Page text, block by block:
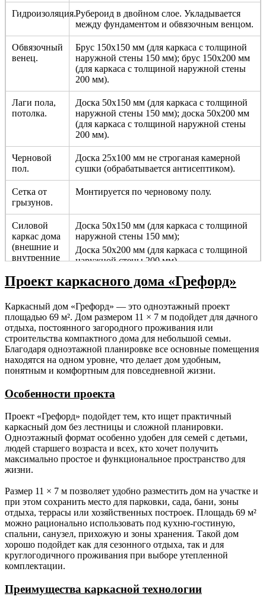
Гидроизоляция.Рубероид в двойном слое. Укладывается
между фундаментом и обвязочным венцом.
Обвязочный
венец.
Брус 150х150 мм (для каркаса с толщиной
наружной стены 150 мм); брус 150х200 мм
(для каркаса с толщиной наружной стены
200 мм).
Лаги пола,
потолка.
Доска 50х150 мм (для каркаса с толщиной
наружной стены 150 мм); доска 50х200 мм
(для каркаса с толщиной наружной стены
200 мм).
Черновой
пол.
Доска 25х100 мм не строганая камерной
сушки (обрабатывается антисептиком).
Сетка от
грызунов.
Монтируется по черновому полу.
Силовой
каркас дома
(внешние и
внутренние
стены).
Доска 50х150 мм (для каркаса с толщиной
наружной стены 150 мм);
Доска 50х200 мм (для каркаса с толщиной
наружной стены 200 мм).
Перегородки.
Брус 50х100 мм не строганный камерной
сушки с шагом 590 мм.
Ригель.
Брус 50х100 мм не строганный камерной
сушки.
Раскосы.
Брус 50х100 мм не строганный камерной
(наружные
стены,
фасады).
технологическим зазором 30 мм через
контр-обрешётку.
Стропильная
система.
Доска 50х150 мм (для каркаса с толщиной
наружной стены 200 мм).
Гидро-,
ветроизоляция.
Мембрана Ондутис АМ (или аналог), контр
обрешётка из бруска 50х50 мм.
Обрешётка.
Разреженная обрешётка под кровлю из
доски обрезной 25х100 мм с шагом 350
Кровельное
Металлочерепица 0,45 мм. (лист
Проект каркасного дома «Грефорд»
Каркасный дом «Грефорд» — это одноэтажный проект
площадью 69 м². Дом размером 11 × 7 м подойдет для дачного
отдыха, постоянного загородного проживания или
строительства компактного дома для небольшой семьи.
Благодаря одноэтажной планировке все основные помещения
находятся на одном уровне, что делает дом удобным,
понятным и комфортным для повседневной жизни.
Особенности проекта
Проект «Грефорд» подойдет тем, кто ищет практичный
каркасный дом без лестницы и сложной планировки.
Одноэтажный формат особенно удобен для семей с детьми,
людей старшего возраста и всех, кто хочет получить
максимально простое и функциональное пространство для
жизни.
Размер 11 × 7 м позволяет удобно разместить дом на участке и
при этом сохранить место для парковки, сада, бани, зоны
отдыха, террасы или хозяйственных построек. Площадь 69 м²
можно рационально использовать под кухню-гостиную,
спальни, санузел, прихожую и зоны хранения. Такой дом
хорошо подойдет как для сезонного отдыха, так и для
круглогодичного проживания при выборе утепленной
комплектации.
Преимущества каркасной технологии